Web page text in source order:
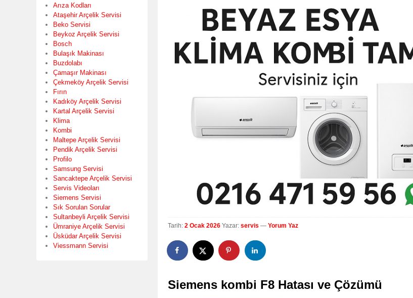
Tarih: 2 Ocak 2026 Yazar: servis — Yorum Yaz
Siemens kombi F8 Hatası ve Çözümü
Arıza Kodları
Ataşehir Arçelik Servisi
Beko Servisi
Beykoz Arçelik Servisi
Bosch
Bulaşık Makinası
Buzdolabı
Çamaşır Makinası
Çekmeköy Arçelik Servisi
Fırın
Kadıköy Arçelik Servisi
Kartal Arçelik Servisi
Klima
Kombi
Maltepe Arçelik Servisi
Pendik Arçelik Servisi
Profilo
Samsung Servisi
Sancaktepe Arçelik Servisi
Servis Videoları
Siemens Servisi
Sık Sorulan Sorular
Sultanbeyli Arçelik Servisi
Ümraniye Arçelik Servisi
Üsküdar Arçelik Servisi
Viessmann Servisi